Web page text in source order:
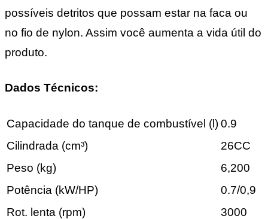
possíveis detritos que possam estar na faca ou
no fio de nylon. Assim você aumenta a vida útil do
produto.
Dados Técnicos:
Capacidade do tanque de combustível (l)0.9
Cilindrada (cm³)
26CC
Peso (kg)
6,200
Potência (kW/HP)
0.7/0,9
Rot. lenta (rpm)
3000